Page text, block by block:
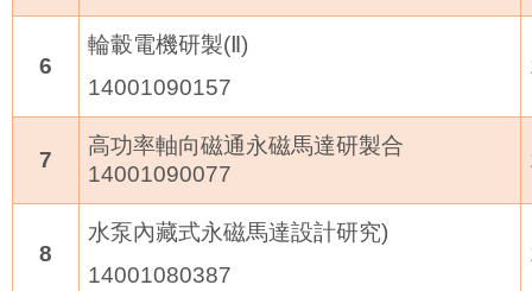
6
輪轂電機研製(Ⅱ)
14001090157
7
高功率軸向磁通永磁馬達研製合
14001090077
8
水泵內藏式永磁馬達設計研究)
14001080387